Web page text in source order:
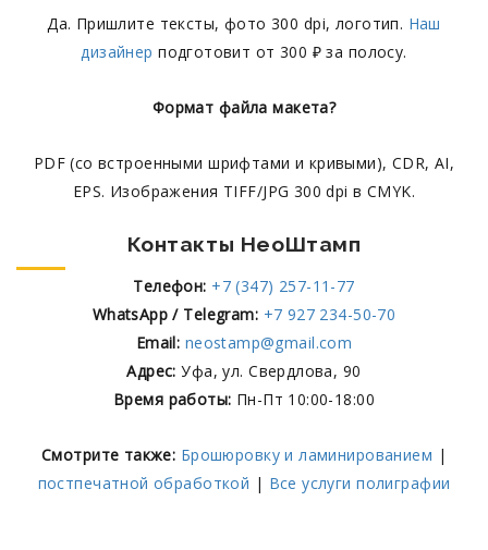
Да. Пришлите тексты, фото 300 dpi, логотип. Наш
дизайнер подготовит от 300 ₽ за полосу.
Формат файла макета?
PDF (со встроенными шрифтами и кривыми), CDR, AI,
EPS. Изображения TIFF/JPG 300 dpi в CMYK.
Контакты НеоШтамп
Телефон: +7 (347) 257-11-77
WhatsApp / Telegram: +7 927 234-50-70
Email: neostamp@gmail.com
Адрес: Уфа, ул. Свердлова, 90
Время работы: Пн-Пт 10:00-18:00
Смотрите также: Брошюровку и ламинированием |
постпечатной обработкой | Все услуги полиграфии